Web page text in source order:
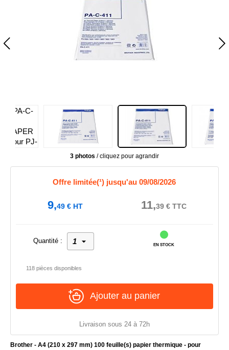
3 photos / cliquez pour agrandir
Brother - A4 (210 x 297 mm) 100 feuille(s) papier thermique - pour
Offre limitée(¹) jusqu'au 09/08/2026
9,49€HT 11,39 € TTC
Quantité :
EN STOCK
118 pièces disponibles
Ajouter au panier
Livraison sous 24 à 72h